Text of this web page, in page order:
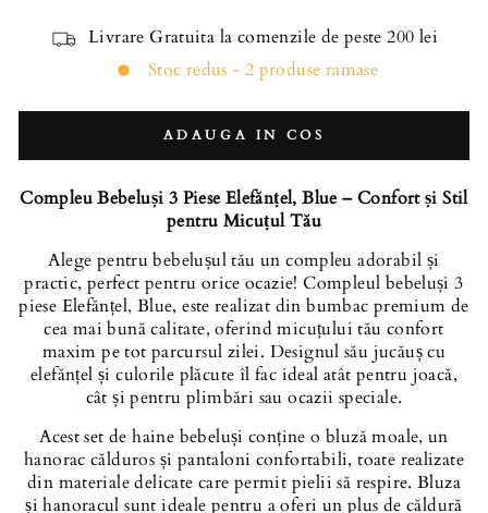
Livrare Gratuita la comenzile de peste 200 lei
Stoc redus - 2 produse ramase
ADAUGA IN COS
Compleu Bebeluși 3 Piese Elefănțel, Blue – Confort și Stil
pentru Micuțul Tău
Alege pentru bebelușul tău un compleu adorabil și
practic, perfect pentru orice ocazie! Compleul bebeluși 3
piese Elefănțel, Blue, este realizat din bumbac premium de
cea mai bună calitate, oferind micuțului tău confort
maxim pe tot parcursul zilei. Designul său jucăuș cu
elefănțel și culorile plăcute îl fac ideal atât pentru joacă,
cât și pentru plimbări sau ocazii speciale.
Acest set de haine bebeluși conține o bluză moale, un
hanorac călduros și pantaloni confortabili, toate realizate
din materiale delicate care permit pielii să respire. Bluza
și hanoracul sunt ideale pentru a oferi un plus de căldură